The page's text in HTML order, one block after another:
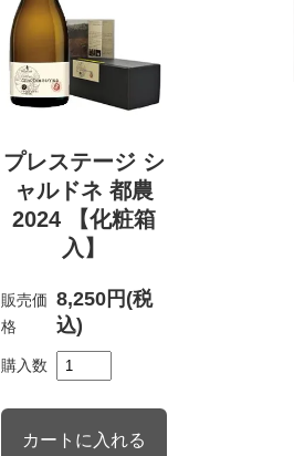
プレステージ シ
ャルドネ 都農
2024 【化粧箱
入】
販売価
格
8,250円(税
込)
購入数